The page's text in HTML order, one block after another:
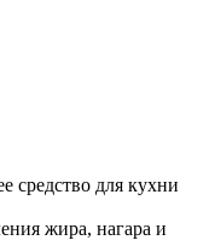
средство для кухни
жира, нагара и